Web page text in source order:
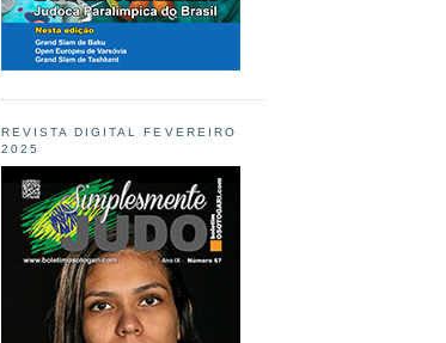
REVISTA DIGITAL FEVEREIRO
2025